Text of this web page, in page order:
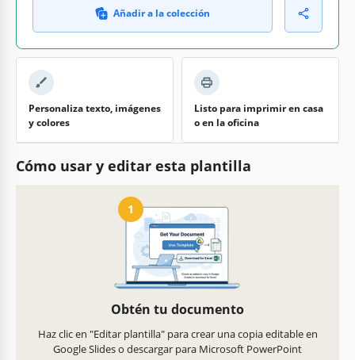
Añadir a la colección
Personaliza texto, imágenes
y colores
Listo para imprimir en casa
o en la oficina
Cómo usar y editar esta plantilla
1
Obtén tu documento
Haz clic en "Editar plantilla" para crear una copia editable en
Google Slides o descargar para Microsoft PowerPoint